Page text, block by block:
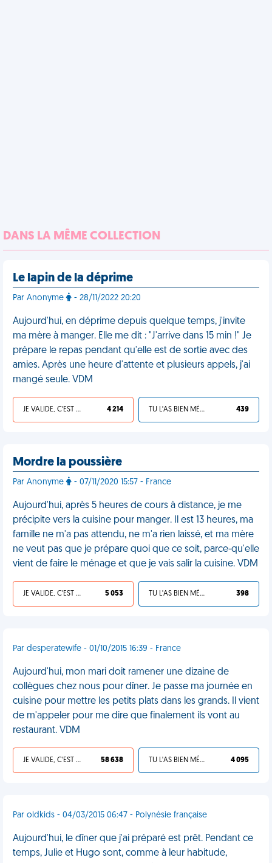
DANS LA MÊME COLLECTION
Le lapin de la déprime
Par Anonyme - 28/11/2022 20:20
Aujourd'hui, en déprime depuis quelque temps, j'invite
ma mère à manger. Elle me dit : "J'arrive dans 15 min !" Je
prépare le repas pendant qu'elle est de sortie avec des
amies. Après une heure d'attente et plusieurs appels, j'ai
mangé seule. VDM
JE VALIDE, C'EST UNE VDM 4 214 TU L'AS BIEN MÉRITÉ 439
Mordre la poussière
Par Anonyme - 07/11/2020 15:57 - France
Aujourd'hui, après 5 heures de cours à distance, je me
précipite vers la cuisine pour manger. Il est 13 heures, ma
famille ne m'a pas attendu, ne m'a rien laissé, et ma mère
ne veut pas que je prépare quoi que ce soit, parce-qu'elle
vient de faire le ménage et que je vais salir la cuisine. VDM
JE VALIDE, C'EST UNE VDM 5 053 TU L'AS BIEN MÉRITÉ 398
Par desperatewife - 01/10/2015 16:39 - France
Aujourd'hui, mon mari doit ramener une dizaine de
collègues chez nous pour dîner. Je passe ma journée en
cuisine pour mettre les petits plats dans les grands. Il vient
de m'appeler pour me dire que finalement ils vont au
restaurant. VDM
JE VALIDE, C'EST UNE VDM 58 638 TU L'AS BIEN MÉRITÉ 4 095
Par oldkids - 04/03/2015 06:47 - Polynésie française
Aujourd'hui, le dîner que j'ai préparé est prêt. Pendant ce
temps, Julie et Hugo sont, comme à leur habitude,